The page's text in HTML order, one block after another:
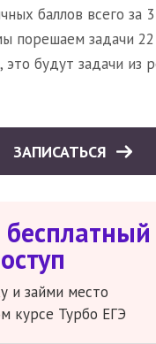
баллов всего за
порешаем задачи
это будут задачи из
ЗАПИСАТЬСЯ
и займи место
курсе Турбо ЕГЭ